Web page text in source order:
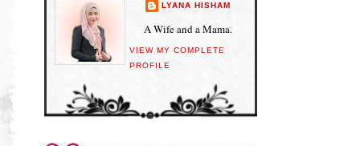
LYANA HISHAM
A Wife and a Mama.
VIEW MY COMPLETE
PROFILE